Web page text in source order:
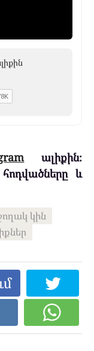
ալիքին։
և
կին